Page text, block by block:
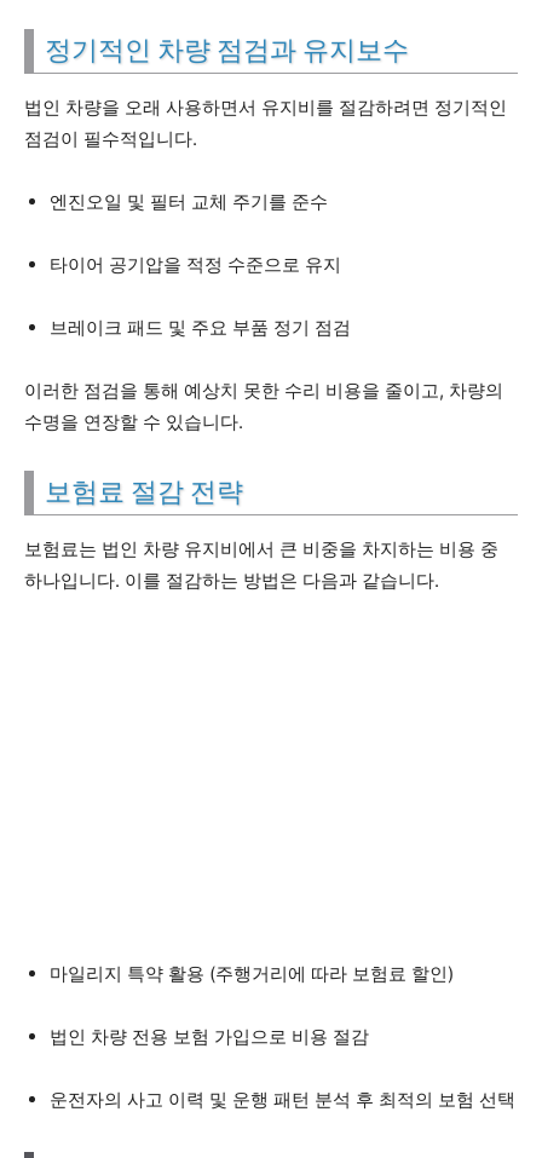
정기적인 차량 점검과 유지보수
법인 차량을 오래 사용하면서 유지비를 절감하려면 정기적인
점검이 필수적입니다.
엔진오일 및 필터 교체 주기를 준수
타이어 공기압을 적정 수준으로 유지
브레이크 패드 및 주요 부품 정기 점검
이러한 점검을 통해 예상치 못한 수리 비용을 줄이고, 차량의
수명을 연장할 수 있습니다.
보험료 절감 전략
보험료는 법인 차량 유지비에서 큰 비중을 차지하는 비용 중
하나입니다. 이를 절감하는 방법은 다음과 같습니다.
마일리지 특약 활용 (주행거리에 따라 보험료 할인)
법인 차량 전용 보험 가입으로 비용 절감
운전자의 사고 이력 및 운행 패턴 분석 후 최적의 보험 선택